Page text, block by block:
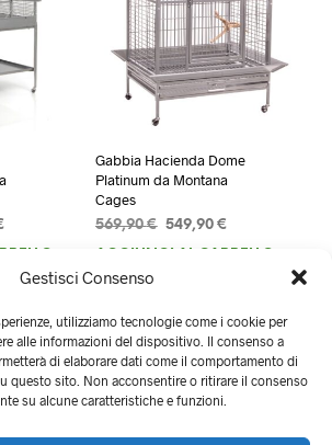
Gestisci Consenso
utilizziamo tecnologie come i cookie per
alle informazioni del dispositivo. Il consenso a
di elaborare dati come il comportamento di
questo sito. Non acconsentire o ritirare il consenso
su alcune caratteristiche e funzioni.
prezzo
Gabbia Hacienda Dome
Platinum da Montana
Cages
569,90€ Il
prezzo
549,90 €Il
prezzo